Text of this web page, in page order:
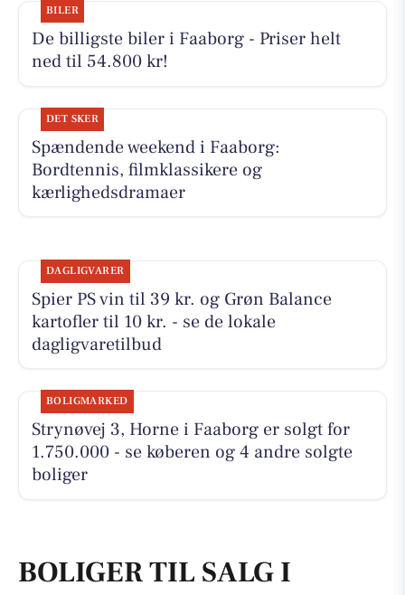
BILER
De billigste biler i Faaborg - Priser helt
ned til 54.800 kr!
DET SKER
Spændende weekend i Faaborg:
Bordtennis, filmklassikere og
kærlighedsdramaer
DAGLIGVARER
Spier PS vin til 39 kr. og Grøn Balance
kartofler til 10 kr. - se de lokale
dagligvaretilbud
BOLIGMARKED
Strynøvej 3, Horne i Faaborg er solgt for
1.750.000 - se køberen og 4 andre solgte
boliger
BOLIGER TIL SALG I